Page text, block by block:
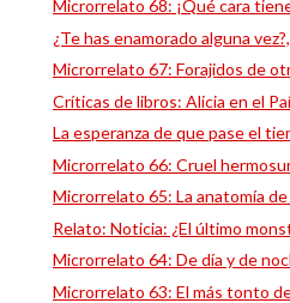
Microrrelato 68: ¡Qué cara
¿Te has enamorado alguna
Microrrelato 67: Forajidos de
Críticas de libros: Alicia en el
La esperanza de que pase el
Microrrelato 66: Cruel
Microrrelato 65: La anatomía
Relato: Noticia: ¿El último
Microrrelato 64: De día y de
Microrrelato 63: El más tonto